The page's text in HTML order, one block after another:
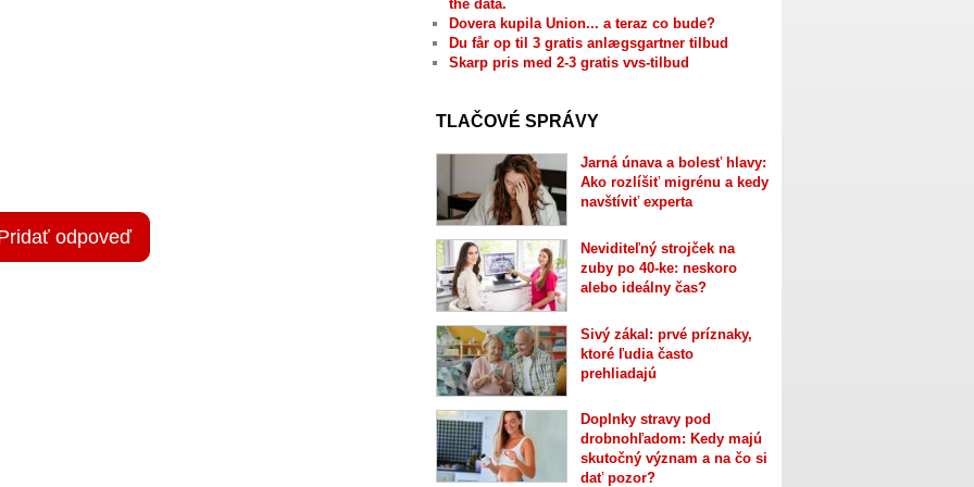
odpoveď
the data.
Dovera kupila Union... a teraz co bude?
Du får op til 3 gratis anlægsgartner tilbud
Skarp pris med 2-3 gratis vvs-tilbud
TLAČOVÉ SPRÁVY
Jarná únava a bolesť hlavy:
Ako rozlíšiť migrénu a kedy
navštíviť experta
Neviditeľný strojček na
zuby po 40-ke: neskoro
alebo ideálny čas?
Sivý zákal: prvé príznaky,
ktoré ľudia často
prehliadajú
Doplnky stravy pod
drobnohľadom: Kedy majú
skutočný význam a na čo si
dať pozor?